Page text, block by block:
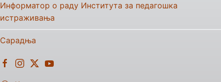
Информатор о раду Института за педагошка
истраживања
Сарадња